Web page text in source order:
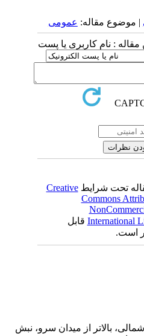
مقاله:عمومى
: نام کاربری یا پست
تحت شرایطCreative
Commons
Internationalقابل
است.
بالاتر از میدان سرو، نبش